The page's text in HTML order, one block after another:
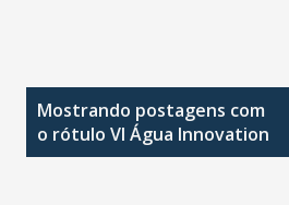
Mostrando postagens com
o rótulo VI Água Innovation